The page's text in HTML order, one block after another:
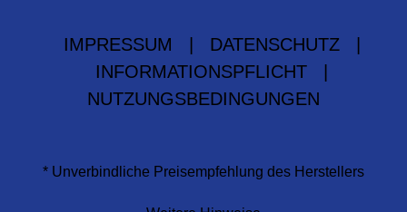
IMPRESSUM DATENSCHUTZ
INFORMATIONSPFLICHT
NUTZUNGSBEDINGUNGEN
* Unverbindliche Preisempfehlung des Herstellers